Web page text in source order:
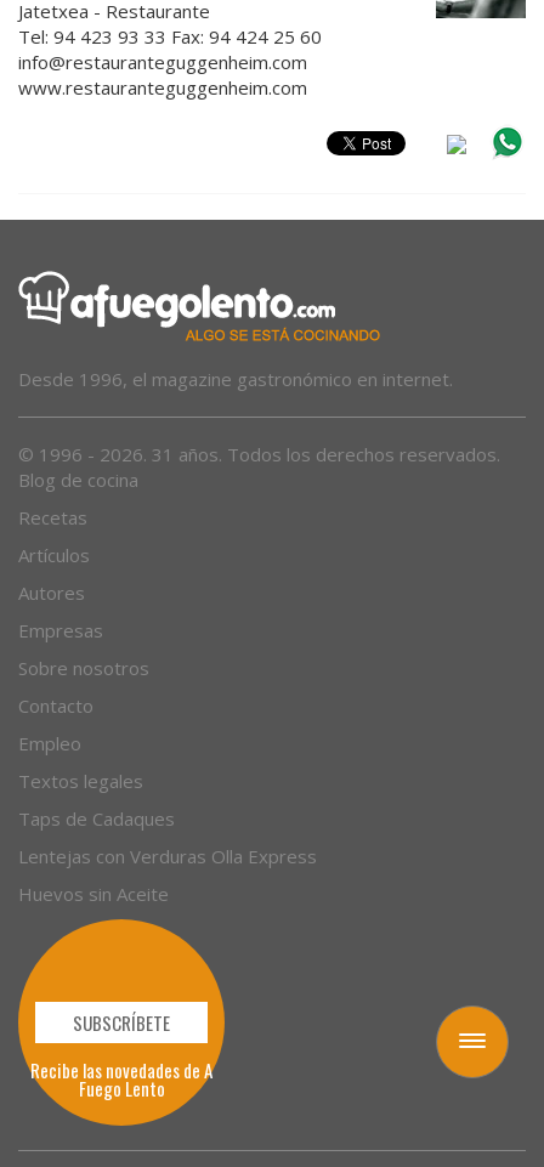
Toggle
navigation
Jatetxea - Restaurante
Tel: 94 423 93 33 Fax: 94 424 25 60
info@restauranteguggenheim.com
www.restauranteguggenheim.com
Desde 1996, el magazine gastronómico en internet.
© 1996 - 2026. 31 años. Todos los derechos reservados.
Blog de cocina
Recetas
Artículos
Autores
Empresas
Sobre nosotros
Contacto
Empleo
Textos legales
Taps de Cadaques
Lentejas con Verduras Olla Express
Huevos sin Aceite
SUBSCRÍBETE
Recibe las novedades de A
Fuego Lento